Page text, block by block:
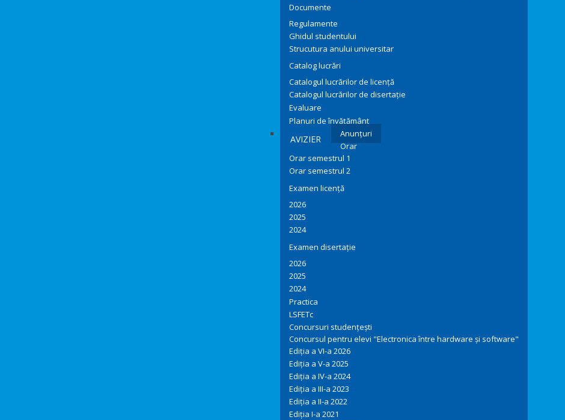
Documente
Regulamente
Ghidul studentului
Strucutura anului universitar
Catalog lucrări
Catalogul lucrărilor de licență
Catalogul lucrărilor de disertație
Evaluare
Planuri de învățământ
AVIZIER
Anunțuri
Orar
Orar semestrul 1
Orar semestrul 2
Examen licență
2026
2025
2024
Examen disertație
2026
2025
2024
Practica
LSFETc
Concursuri studențești
Concursul pentru elevi "Electronica între hardware și software"
Ediția a VI-a 2026
Ediția a V-a 2025
Ediția a IV-a 2024
Ediția a III-a 2023
Ediția a II-a 2022
Ediția I-a 2021